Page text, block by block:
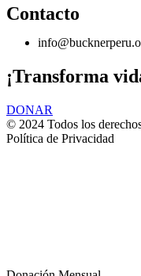
Contacto
¡Transforma
DONAR
© 2024 Todos los
Política de Privacidad